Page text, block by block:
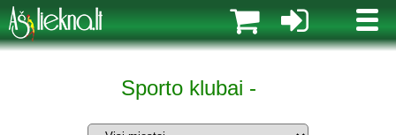
MENIU
Sporto klubai -